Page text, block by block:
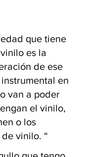
que tiene
es la
de ese
en
van a poder
el vinilo,
o los
vinilo. “